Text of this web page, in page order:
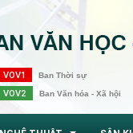
VOV1 Ban Thời sự
VOV2 Ban Văn hóa - Xã hội